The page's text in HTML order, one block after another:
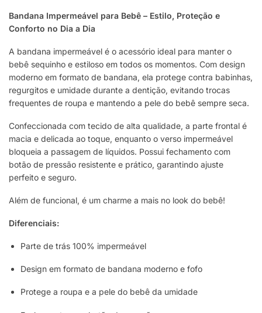
Bandana Impermeável para Bebê – Estilo, Proteção e
Conforto no Dia a Dia
A bandana impermeável é o acessório ideal para manter o
bebê sequinho e estiloso em todos os momentos. Com design
moderno em formato de bandana, ela protege contra babinhas,
regurgitos e umidade durante a dentição, evitando trocas
frequentes de roupa e mantendo a pele do bebê sempre seca.
Confeccionada com tecido de alta qualidade, a parte frontal é
macia e delicada ao toque, enquanto o verso impermeável
bloqueia a passagem de líquidos. Possui fechamento com
botão de pressão resistente e prático, garantindo ajuste
perfeito e seguro.
Além de funcional, é um charme a mais no look do bebê!
Diferenciais:
Parte de trás 100% impermeável
Design em formato de bandana moderno e fofo
Protege a roupa e a pele do bebê da umidade